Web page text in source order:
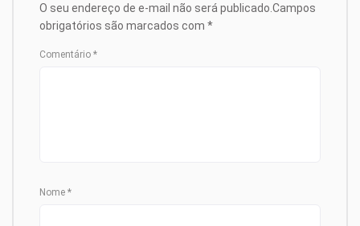
O seu endereço de e-mail não será publicado. Campos
obrigatórios são marcados com *
Comentário *
Nome *